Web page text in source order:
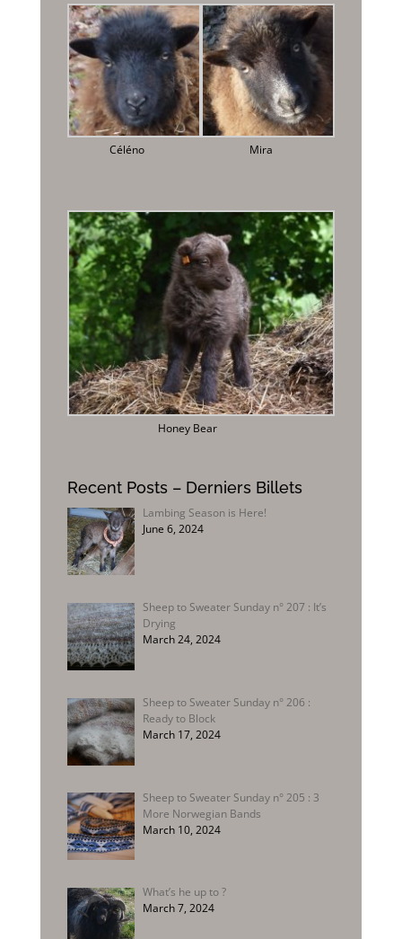
Céléno Mira
Honey Bear
Recent Posts – Derniers Billets
Lambing Season is Here!
June 6, 2024
Sheep to Sweater Sunday n° 207 : It’s
Drying
March 24, 2024
Sheep to Sweater Sunday n° 206 :
Ready to Block
March 17, 2024
Sheep to Sweater Sunday n° 205 : 3
More Norwegian Bands
March 10, 2024
What’s he up to ?
March 7, 2024